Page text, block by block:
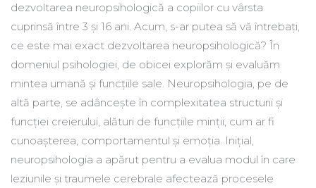
dezvoltarea neuropsihologică a copiilor cu vârsta
cuprinsă între 3 și 16 ani. Acum, s-ar putea să vă întrebați,
ce este mai exact dezvoltarea neuropsihologică? În
domeniul psihologiei, de obicei explorăm și evaluăm
mintea umană și funcțiile sale. Neuropsihologia, pe de
altă parte, se adâncește în complexitatea structurii și
funcției creierului, alături de funcțiile minții, cum ar fi
cunoașterea, comportamentul și emoția. Inițial,
neuropsihologia a apărut pentru a evalua modul în care
leziunile și traumele cerebrale afectează procesele